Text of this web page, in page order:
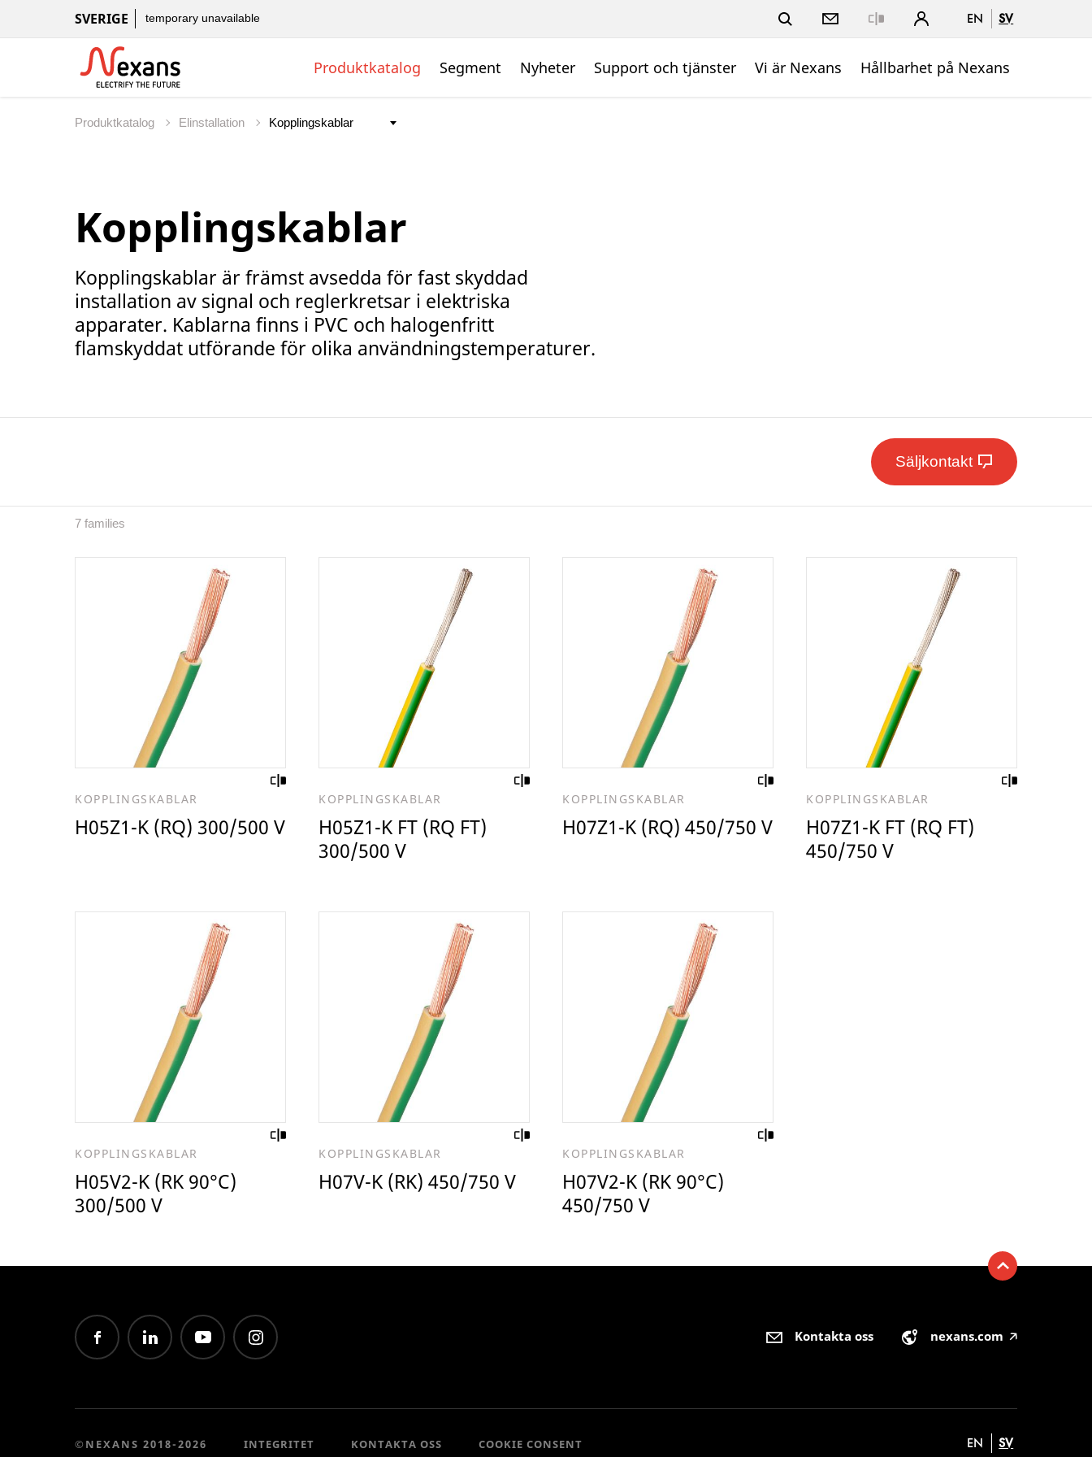
SVERIGE temporary unavailable EN SV
Produktkatalog Segment Nyheter Support och tjänster Vi är Nexans Hållbarhet på Nexans
Produktkatalog Elinstallation
Kopplingskablar
Kopplingskablar är främst avsedda för fast skyddad
installation av signal och reglerkretsar i elektriska
apparater. Kablarna finns i PVC och halogenfritt
flamskyddat utförande för olika användningstemperaturer.
Säljkontakt
7 families
KOPPLINGSKABLAR
H05Z1-K (RQ) 300/500 V
KOPPLINGSKABLAR
H05Z1-K FT (RQ FT)
300/500 V
KOPPLINGSKABLAR
H07Z1-K (RQ) 450/750 V
KOPPLINGSKABLAR
H07Z1-K FT (RQ FT)
450/750 V
KOPPLINGSKABLAR
H05V2-K (RK 90°C)
300/500 V
KOPPLINGSKABLAR
H07V-K (RK) 450/750 V
KOPPLINGSKABLAR
H07V2-K (RK 90°C)
450/750 V
Kontakta oss nexans.com 🡥
©NEXANS 2018-2026 INTEGRITET KONTAKTA OSS COOKIE CONSENT EN SV